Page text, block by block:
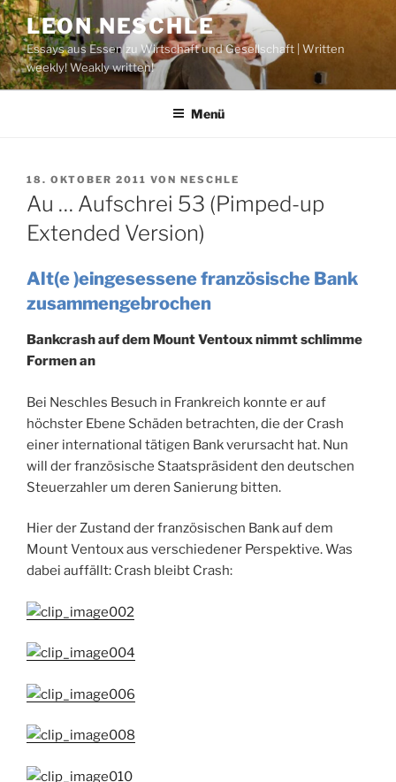
Zum
Inhalt
springen
LEON NESCHLE
Essays aus Essen zu Wirtschaft und Gesellschaft | Written
weekly! Weakly written!
Menü
VERÖFFENTLICHT
AM
18. OKTOBER 2011 VON NESCHLE
Au … Aufschrei 53 (Pimped-up
Extended Version)
Alt(e )eingesessene französische Bank
zusammengebrochen
Bankcrash auf dem Mount Ventoux nimmt schlimme
Formen an
Bei Neschles Besuch in Frankreich konnte er auf
höchster Ebene Schäden betrachten, die der Crash
einer international tätigen Bank verursacht hat. Nun
will der französische Staatspräsident den deutschen
Steuerzahler um deren Sanierung bitten.
Hier der Zustand der französischen Bank auf dem
Mount Ventoux aus verschiedener Perspektive. Was
dabei auffällt: Crash bleibt Crash: